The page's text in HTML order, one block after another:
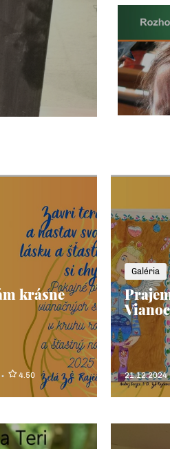
krásne
4.50
Galéria
21.12.2024